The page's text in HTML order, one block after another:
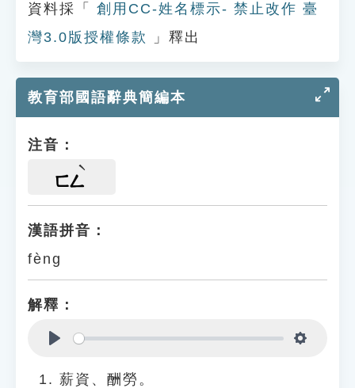
資料採「
創用CC-姓名標示- 禁止改作 臺
灣3.0版授權條款
」釋出
教育部國語辭典簡編本
注音：
ㄈㄥ
漢語拼音：
fèng
解釋：
薪資、酬勞。